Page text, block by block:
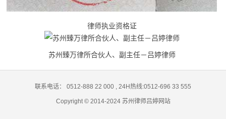
律师执业资格证
苏州臻万律所合伙人、副主任－吕婷律师
联系电话： 0512-888 22 000 , 24H热线:0512-696 33 555
Copyright © 2014-2024 苏州律师吕婷网站